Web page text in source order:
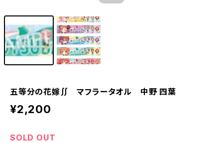
五等分の花嫁∬ マフラータオル 中野 四葉
¥2,200
SOLD OUT